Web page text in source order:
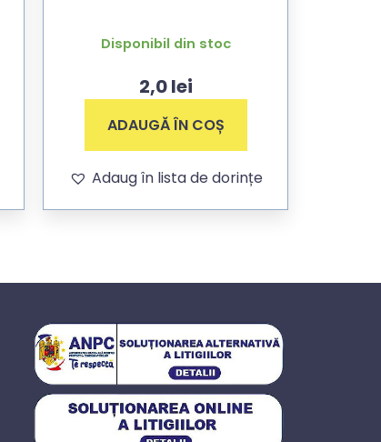
Disponibil din stoc
2,0lei
ADAUGĂ ÎN COȘ
Adaug în lista de dorințe